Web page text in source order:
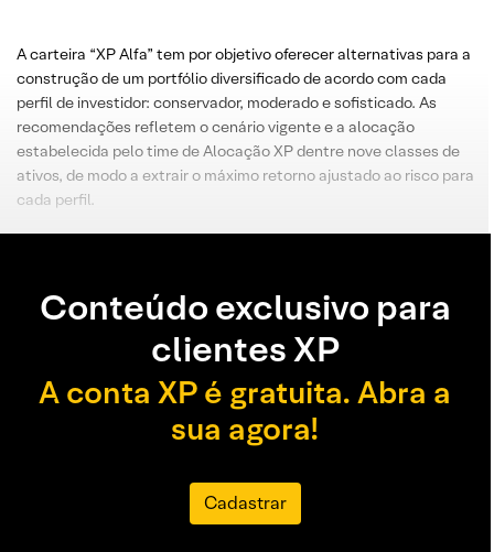
A carteira “XP Alfa” tem por objetivo oferecer alternativas para a
construção de um portfólio diversificado de acordo com cada
perfil de investidor: conservador, moderado e sofisticado. As
recomendações refletem o cenário vigente e a alocação
estabelecida pelo time de Alocação XP dentre nove classes de
ativos, de modo a extrair o máximo retorno ajustado ao risco para
cada perfil.
Conteúdo exclusivo para
clientes XP
A conta XP é gratuita. Abra a
sua agora!
Cadastrar